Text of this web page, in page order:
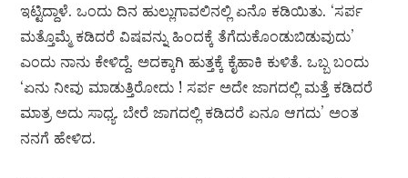
ಇಟ್ಟಿದ್ದಾಳೆ. ಒಂದು ದಿನ ಹುಲ್ಲುಗಾವಲಿನಲ್ಲಿ ಏನೊ ಕಡಿಯಿತು. ‘ಸರ್ಪ
ಮತ್ತೊಮ್ಮೆ ಕಡಿದರೆ ವಿಷವನ್ನು ಹಿಂದಕ್ಕೆ ತೆಗೆದುಕೊಂಡುಬಿಡುವುದು’
ಎಂದು ನಾನು ಕೇಳಿದ್ದೆ. ಅದಕ್ಕಾಗಿ ಹುತ್ತಕ್ಕೆ ಕೈಹಾಕಿ ಕುಳಿತೆ. ಒಬ್ಬ ಬಂದು
‘ಏನು ನೀವು ಮಾಡುತ್ತಿರೋದು ! ಸರ್ಪ ಅದೇ ಜಾಗದಲ್ಲಿ ಮತ್ತೆ ಕಡಿದರೆ
ಮಾತ್ರ ಅದು ಸಾಧ್ಯ. ಬೇರೆ ಜಾಗದಲ್ಲಿ ಕಡಿದರೆ ಏನೂ ಆಗದು’ ಅಂತ
ನನಗೆ ಹೇಳಿದ.